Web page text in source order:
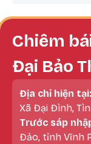
Chiêm
Đại Bảo
Địa chỉ hiện tại:
Xã Đại Đình,
Trước sáp
Đảo, tỉnh Vĩnh